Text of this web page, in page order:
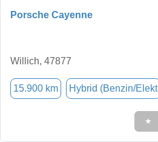
Porsche Cayenne
Willich, 47877
15.900 km Hybrid (Benzin/Elekt
★